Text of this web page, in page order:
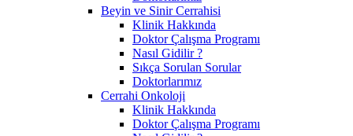
Beyin ve Sinir Cerrahisi
Klinik Hakkında
Doktor Çalışma Programı
Nasıl Gidilir ?
Sıkça Sorulan Sorular
Doktorlarımız
Cerrahi Onkoloji
Klinik Hakkında
Doktor Çalışma Programı